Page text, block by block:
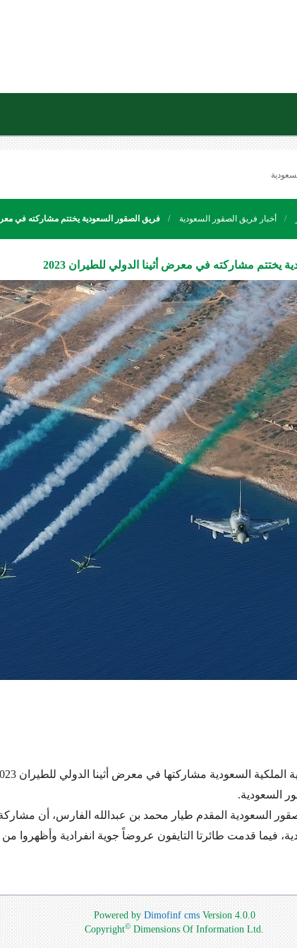
أخبار فريق الصقور السعودية فريق الصقور السعودية يختتم مشاركته في معرض
يختتم مشاركته في معرض أثينا الدولي للطيران 2023
السعودية.
السعودية المقدم طيار محمد بن عبدالله الفارس، أن
فيما قدمت طائرتا التايفون عروضاً جوية انفرادية وأظهروا
Powered byDimofinf cmsVersion 4.0.0
Copyright©Dimensions Of Information Ltd.